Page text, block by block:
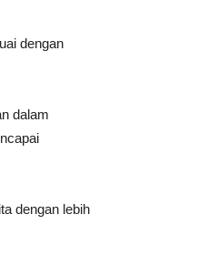
dengan
dalam
dengan lebih